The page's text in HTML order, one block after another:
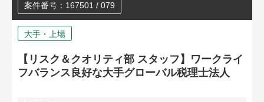
案件番号：167501 / 079
大手・上場
【リスク＆クオリティ部 スタッフ】ワークライ
フバランス良好な大手グローバル税理士法人